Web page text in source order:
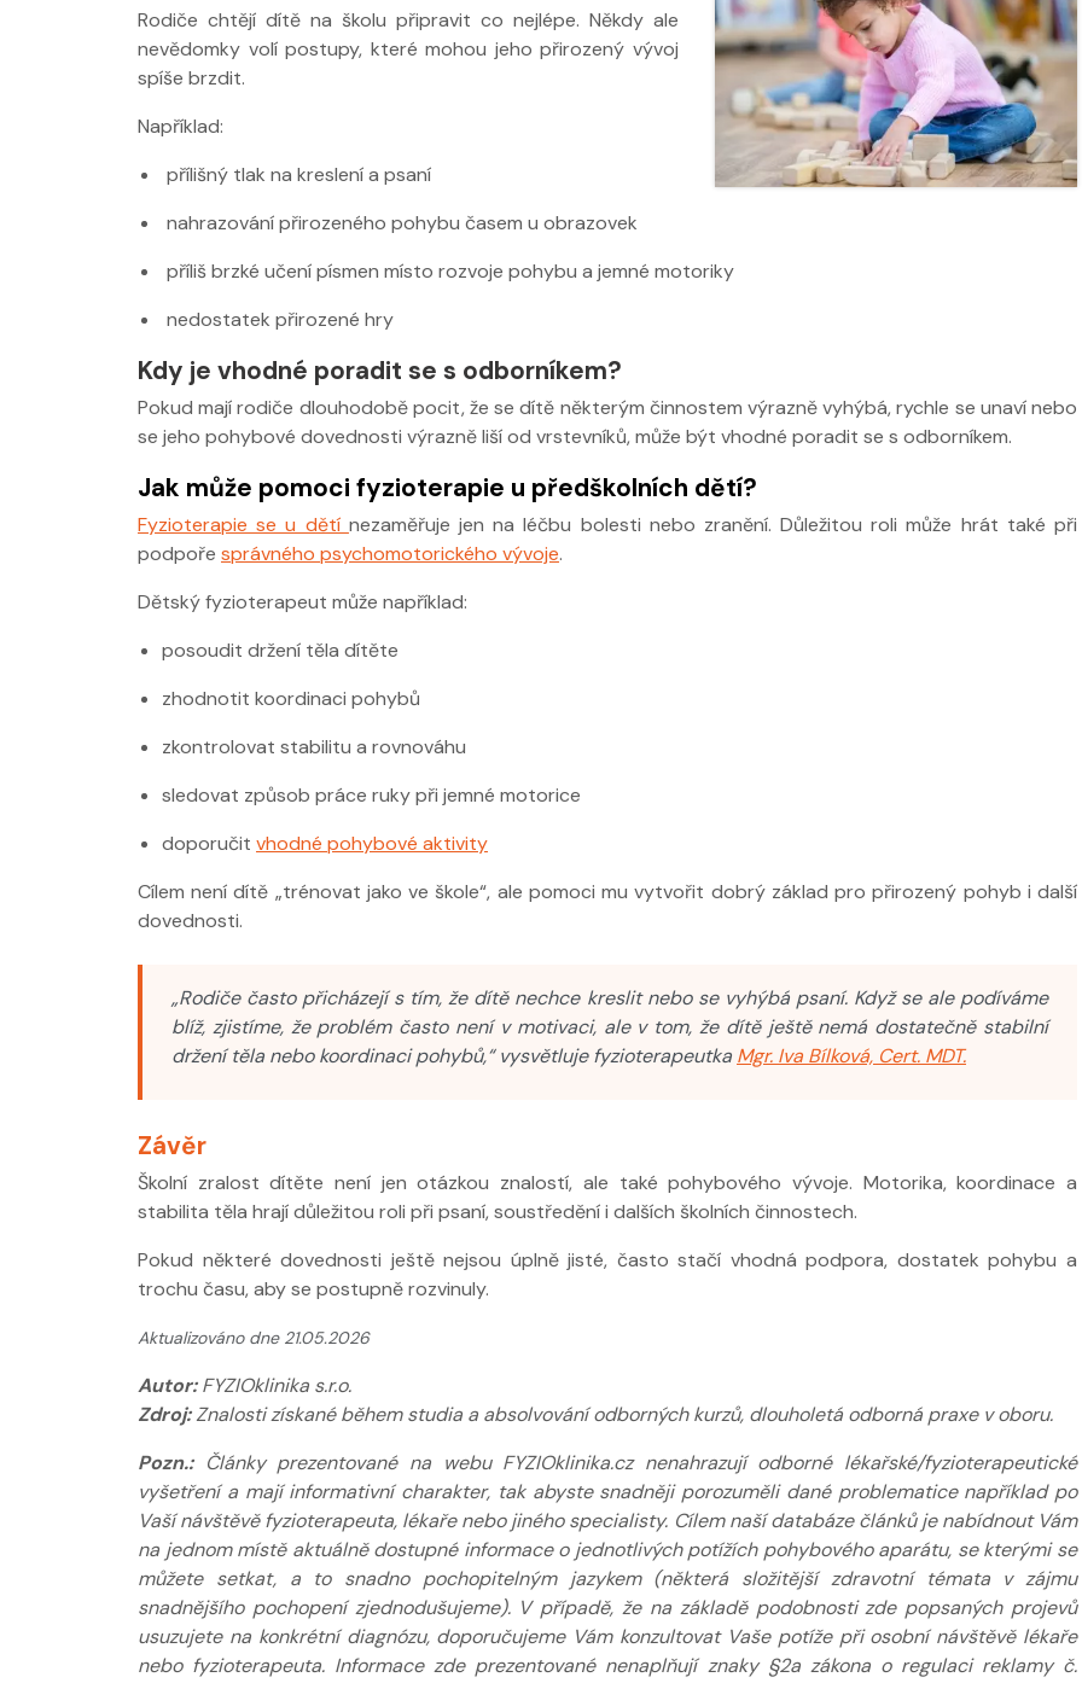
Rodiče chtějí dítě na školu připravit co nejlépe. Někdy ale
nevědomky volí postupy, které mohou jeho přirozený vývoj
spíše brzdit.
Například:
přílišný tlak na kreslení a psaní
nahrazování přirozeného pohybu časem u obrazovek
příliš brzké učení písmen místo rozvoje pohybu a jemné motoriky
nedostatek přirozené hry
Kdy je vhodné poradit se s odborníkem?
Pokud mají rodiče dlouhodobě pocit, že se dítě některým činnostem výrazně vyhýbá, rychle se unaví nebo
se jeho pohybové dovednosti výrazně liší od vrstevníků, může být vhodné poradit se s odborníkem.
Jak může pomoci fyzioterapie u předškolních dětí?
Fyzioterapie se u dětí nezaměřuje jen na léčbu bolesti nebo zranění. Důležitou roli může hrát také při
podpoře správného psychomotorického vývoje.
Dětský fyzioterapeut může například:
posoudit držení těla dítěte
zhodnotit koordinaci pohybů
zkontrolovat stabilitu a rovnováhu
sledovat způsob práce ruky při jemné motorice
doporučit vhodné pohybové aktivity
Cílem není dítě „trénovat jako ve škole“, ale pomoci mu vytvořit dobrý základ pro přirozený pohyb i další
dovednosti.
„Rodiče často přicházejí s tím, že dítě nechce kreslit nebo se vyhýbá psaní. Když se ale podíváme
blíž, zjistíme, že problém často není v motivaci, ale v tom, že dítě ještě nemá dostatečně stabilní
držení těla nebo koordinaci pohybů,“ vysvětluje fyzioterapeutka Mgr. Iva Bílková, Cert. MDT.
Závěr
Školní zralost dítěte není jen otázkou znalostí, ale také pohybového vývoje. Motorika, koordinace a
stabilita těla hrají důležitou roli při psaní, soustředění i dalších školních činnostech.
Pokud některé dovednosti ještě nejsou úplně jisté, často stačí vhodná podpora, dostatek pohybu a
trochu času, aby se postupně rozvinuly.
Aktualizováno dne 21.05.2026
Autor:FYZIOklinika s.r.o.
Zdroj:Znalosti získané během studia a absolvování odborných kurzů, dlouholetá odborná praxe v oboru.
Pozn.:Články prezentované na webu FYZIOklinika.cz nenahrazují odborné lékařské/fyzioterapeutické
vyšetření a mají informativní charakter, tak abyste snadněji porozuměli dané problematice například po
Vaší návštěvě fyzioterapeuta, lékaře nebo jiného specialisty. Cílem naší databáze článků je nabídnout Vám
na jednom místě aktuálně dostupné informace o jednotlivých potížích pohybového aparátu, se kterými se
můžete setkat, a to snadno pochopitelným jazykem (některá složitější zdravotní témata v zájmu
snadnějšího pochopení zjednodušujeme). V případě, že na základě podobnosti zde popsaných projevů
usuzujete na konkrétní diagnózu, doporučujeme Vám konzultovat Vaše potíže při osobní návštěvě lékaře
nebo fyzioterapeuta. Informace zde prezentované nenaplňují znaky §2a zákona o regulaci reklamy č.